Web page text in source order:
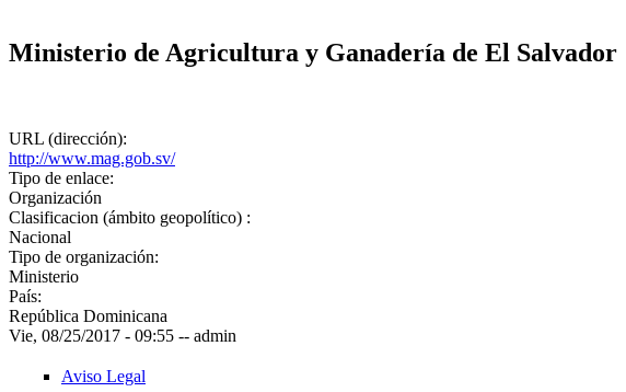
Ministerio de Agricultura y Ganadería de El Salvador
URL (dirección):
http://www.mag.gob.sv/
Tipo de enlace:
Organización
Clasificacion (ámbito geopolítico) :
Nacional
Tipo de organización:
Ministerio
País:
República Dominicana
Vie, 08/25/2017 - 09:55 -- admin
Aviso Legal